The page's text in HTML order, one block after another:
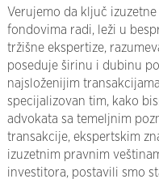
Verujemo da ključ
fondovima radi, leži u
tržišne ekspertize,
poseduje širinu i dubinu
najsloženijim
specijalizovan tim, kako
advokata sa temeljnim
transakcije, ekspertskim
izuzetnim pravnim
investitora, postavili smo